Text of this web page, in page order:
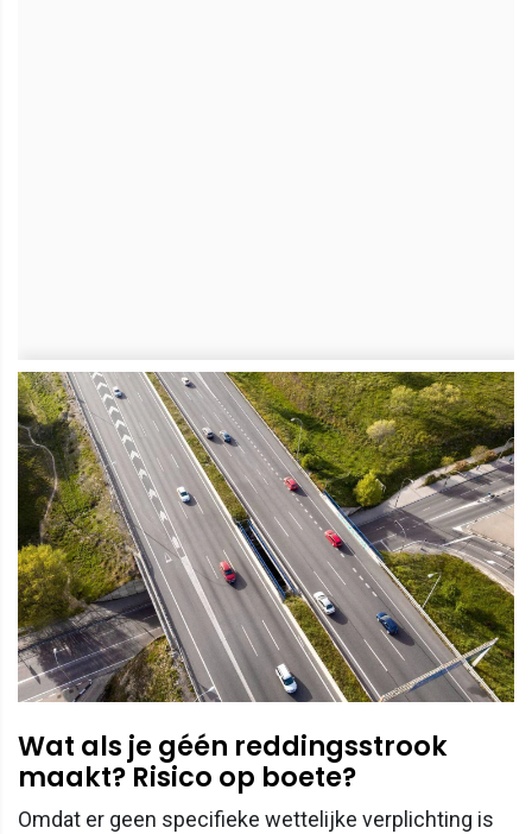
Wat als je géén reddingsstrook
maakt? Risico op boete?
Omdat er geen specifieke wettelijke verplichting is